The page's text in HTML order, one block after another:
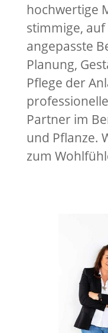
hochwertige
stimmige,
angepasste
Planung,
Pflege der
Partner im
und Pflanze.
zum